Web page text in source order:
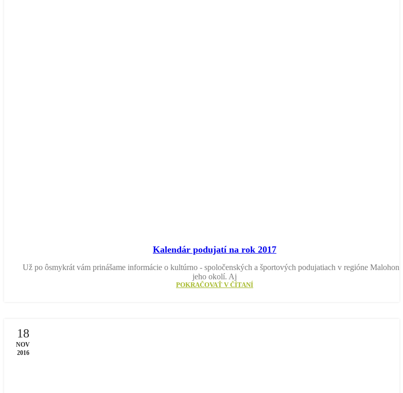
Kalendár podujatí na rok 2017
Už po ôsmykrát vám prinášame informácie o kultúrno - spoločenských a športových podujatiach v regióne Malohont a
jeho okolí. Aj
POKRAČOVAŤ V ČÍTANÍ
18
NOV
2016